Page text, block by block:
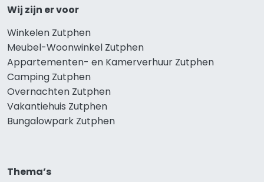
Wij zijn er voor
Winkelen Zutphen
Meubel-Woonwinkel Zutphen
Appartementen- en Kamerverhuur Zutphen
Camping Zutphen
Overnachten Zutphen
Vakantiehuis Zutphen
Bungalowpark Zutphen
Thema’s